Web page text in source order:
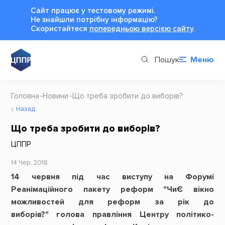
Сайт працює у тестовому режимі.
Не знайшли потрібну інформацію?
Cкористайтеся попередньою версією сайту.
Пошук Меню
Головна Новини Що треба зробити до виборів?
Назад
Що треба зробити до виборів?
ЦППР
14 Чер, 2018
14 червня під час виступу на Форумі
Реанімаційного пакету реформ "ЧиЄ вікно
можливостей для реформ за рік до
виборів?" голова правління Центру політико-